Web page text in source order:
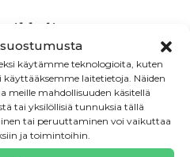
käytämme teknologioita, kuten
laitetietoja. Näiden
meille mahdollisuuden käsitellä
tai yksilöllisiä tunnuksia tällä
tai peruuttaminen voi vaikuttaa
ja toimintoihin.
artikkeli
X